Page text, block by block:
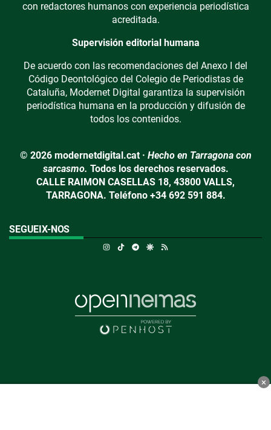
con redactores humanos con experiencia periodística
acreditada.
Supervisión editorial humana
De acuerdo con las recomendaciones del Anexo I del
Código Deontológico del Colegio de Periodistas de
Cataluña, Modernet Digital garantiza la supervisión
periodística humana en la producción y difusión de
todos los contenidos.
© 2026 modernetdigital.cat · Hecho en Tarragona con
sarcasmo. Todos los derechos reservados.
CALLE RAIMON CASELLAS 18, 43800 VALLS,
TARRAGONA. Teléfono +34 692 591 884.
SEGUEIX-NOS
Instagram
TikTokTelegramGoogle Discover
×